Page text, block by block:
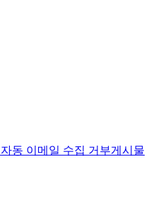
자동 이메일 수집 거부게시물